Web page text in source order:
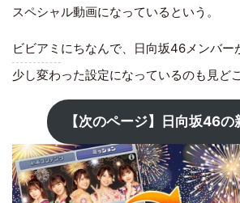
スペシャル動画になっているという。
ビビアミ にちなんで、日向坂46メンバー
少し変わった設定になっているのも見どこ
【次のページ】日向坂46